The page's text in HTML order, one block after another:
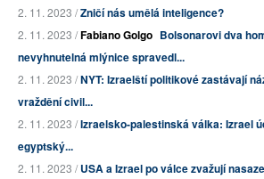
2. 11. 2023 /Zničí nás umělá inteligence?
2. 11. 2023 /Fabiano Golgo Bolsonarovi dva
nevyhnutelná mlýnice spravedl...
2. 11. 2023 /NYT: Izraelští politikové zastávají
vraždění civil...
2. 11. 2023 /Izraelsko-palestinská válka: Izrael
egyptský...
2. 11. 2023 /USA a Izrael po válce zvažují